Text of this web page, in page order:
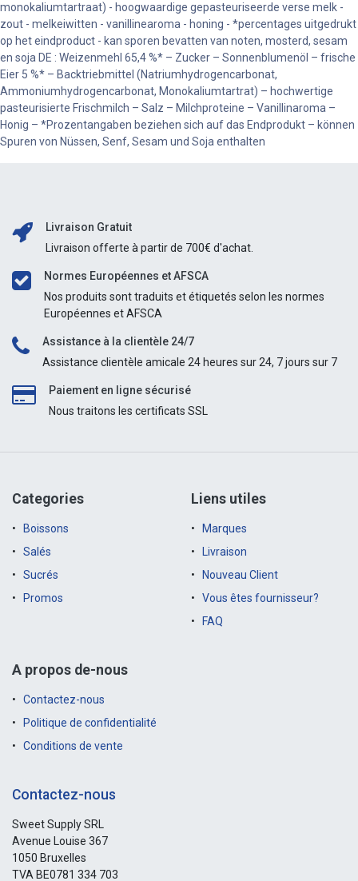
monokaliumtartraat) - hoogwaardige gepasteuriseerde verse melk -
zout - melkeiwitten - vanillinearoma - honing - *percentages uitgedrukt
op het eindproduct - kan sporen bevatten van noten, mosterd, sesam
en soja DE : Weizenmehl 65,4 %* – Zucker – Sonnenblumenöl – frische
Eier 5 %* – Backtriebmittel (Natriumhydrogencarbonat,
Ammoniumhydrogencarbonat, Monokaliumtartrat) – hochwertige
pasteurisierte Frischmilch – Salz – Milchproteine ​​– Vanillinaroma –
Honig – *Prozentangaben beziehen sich auf das Endprodukt – können
Spuren von Nüssen, Senf, Sesam und Soja enthalten
Livraison Gratuit
Livraison offerte à partir de 700€ d'achat.
Normes Européennes et AFSCA
Nos produits sont traduits et étiquetés selon les normes
Européennes et AFSCA
Assistance à la clientèle 24/7
Assistance clientèle amicale 24 heures sur 24, 7 jours sur 7
Paiement en ligne sécurisé
Nous traitons les certificats SSL
Categories
Boissons
Salés
Sucrés
Promos
Liens utiles
Marques
Livraison
Nouveau Client
Vous êtes fournisseur?
FAQ
A propos de-nous
Contactez-nous
Politique de confidentialité
Conditions de vente
Contactez-nous
Sweet Supply SRL
Avenue Louise 367
1050 Bruxelles
TVA BE0781 334 703